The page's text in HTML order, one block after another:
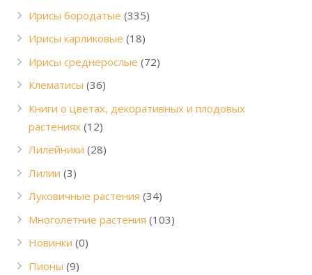
Ирисы бородатые (335)
Ирисы карликовые (18)
Ирисы среднерослые (72)
Клематисы (36)
Книги о цветах, декоративных и плодовых
растениях (12)
Лилейники (28)
Лилии (3)
Луковичные растения (34)
Многолетние растения (103)
Новинки (0)
Пионы (9)